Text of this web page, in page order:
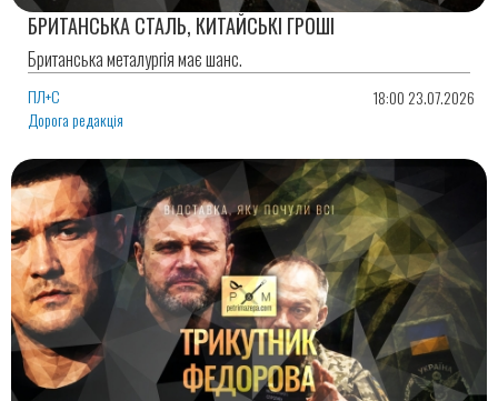
БРИТАНСЬКА СТАЛЬ, КИТАЙСЬКІ ГРОШІ
Британська металургія має шанс.
ПЛ+С
Дорога редакція
18:00 23.07.2026